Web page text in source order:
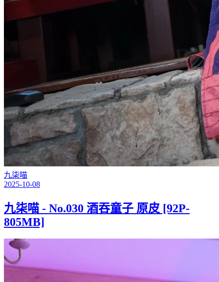
九柒喵
2025-10-08
九柒喵 - No.030 酒吞童子 原皮 [92P-
805MB]